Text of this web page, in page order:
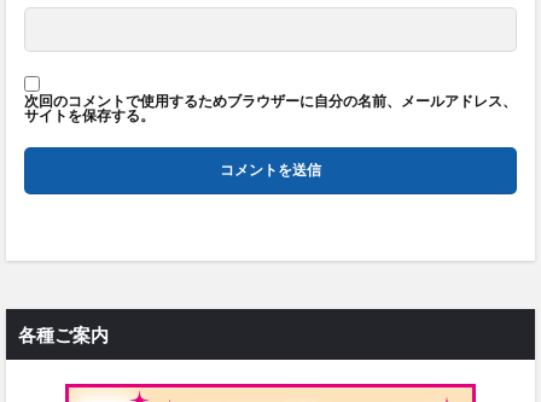
次回のコメントで使用するためブラウザーに自分の名前、メールアドレス、
サイトを保存する。
各種ご案内